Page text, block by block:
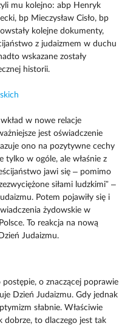
mu kolejno: abp Henryk
bp Mieczysław Cisło, bp
kolejne dokumenty,
z judaizmem w duchu
wskazane zostały
historii.
w nowe relacje
jest oświadczenie
ono na pozytywne cechy
tylko w ogóle, ale właśnie z
jawi się – pomimo
siłami ludzkimi” –
Potem pojawiły się i
żydowskie w
To reakcja na nową
Judaizmu.
o znaczącej poprawie
Dzień Judaizmu. Gdy jednak
słabnie. Właściwie
dobrze, to dlaczego jest tak